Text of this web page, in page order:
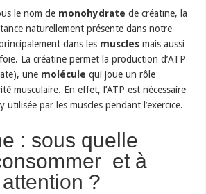
le nom de monohydrate de créatine, la
naturellement présente dans notre
dans les muscles mais aussi
La créatine permet la production d’ATP
une molécule qui joue un rôle
musculaire. En effet, l’ATP est nécessaire
utilisée par les muscles pendant l’exercice.
: sous quelle
et à
?